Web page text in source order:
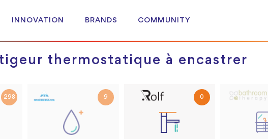
INNOVATION BRANDS COMMUNITY
thermostatique à encastrer
298 9 0